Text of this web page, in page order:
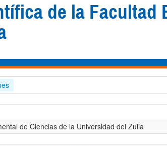
de la Facultad
de Ciencias de la Universidad del Zulia